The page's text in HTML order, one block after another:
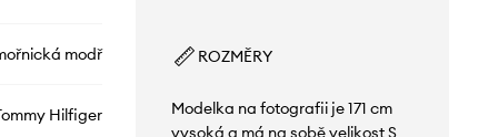
modř
Hilfiger
ROZMĚRY
Modelka na fotografii je 171 cm
vysoká a má na sobě velikost S